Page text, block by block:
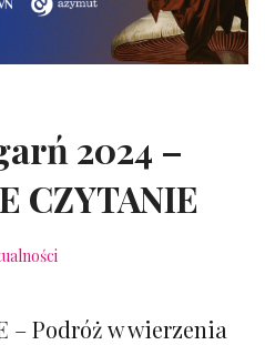
2024 –
CZYTANIE
– Podróż w wierzenia